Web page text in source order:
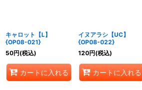
キャロット【L】
{OP08-021}
50円(税込)
カートに入れる
イヌアラシ【UC】
{OP08-022}
120円(税込)
カートに入れる